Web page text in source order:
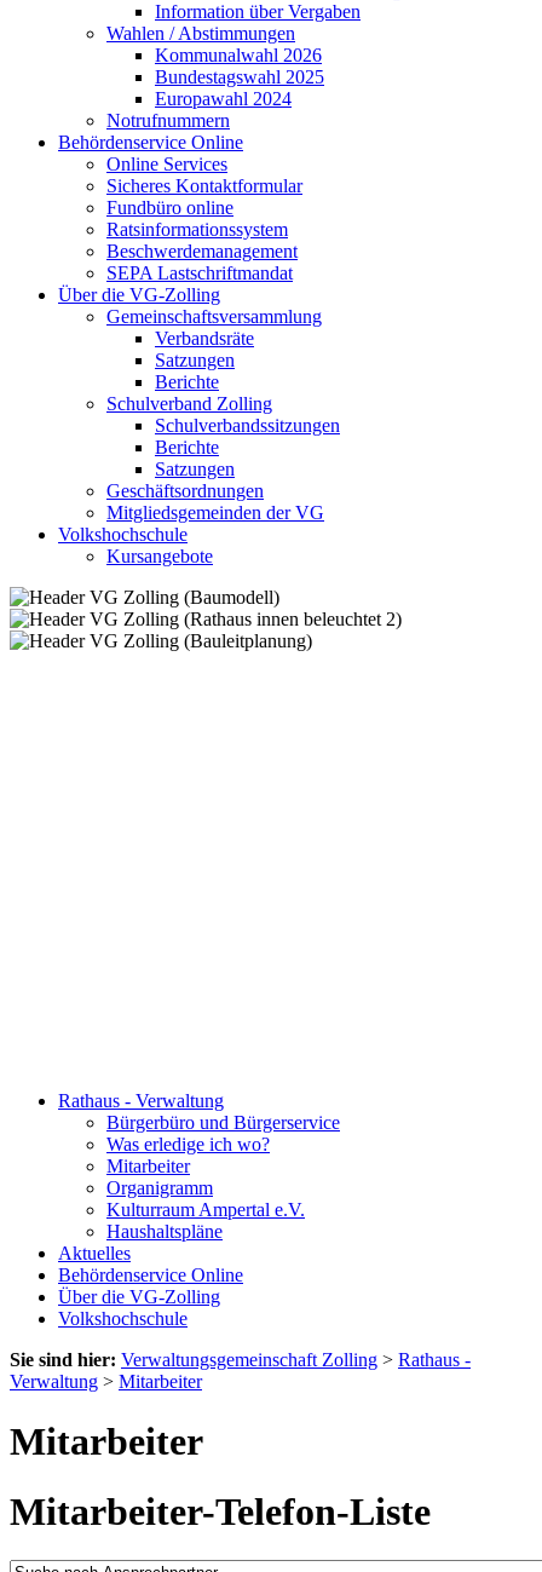
Information über Vergaben
Wahlen / Abstimmungen
Kommunalwahl 2026
Bundestagswahl 2025
Europawahl 2024
Notrufnummern
Behördenservice Online
Online Services
Sicheres Kontaktformular
Fundbüro online
Ratsinformationssystem
Beschwerdemanagement
SEPA Lastschriftmandat
Über die VG-Zolling
Gemeinschaftsversammlung
Verbandsräte
Satzungen
Berichte
Schulverband Zolling
Schulverbandssitzungen
Berichte
Satzungen
Geschäftsordnungen
Mitgliedsgemeinden der VG
Volkshochschule
Kursangebote
Rathaus - Verwaltung
Bürgerbüro und Bürgerservice
Was erledige ich wo?
Mitarbeiter
Organigramm
Kulturraum Ampertal e.V.
Haushaltspläne
Aktuelles
Behördenservice Online
Über die VG-Zolling
Volkshochschule
Sie sind hier: Verwaltungsgemeinschaft Zolling > Rathaus -
Verwaltung > Mitarbeiter
Mitarbeiter
Mitarbeiter-Telefon-Liste